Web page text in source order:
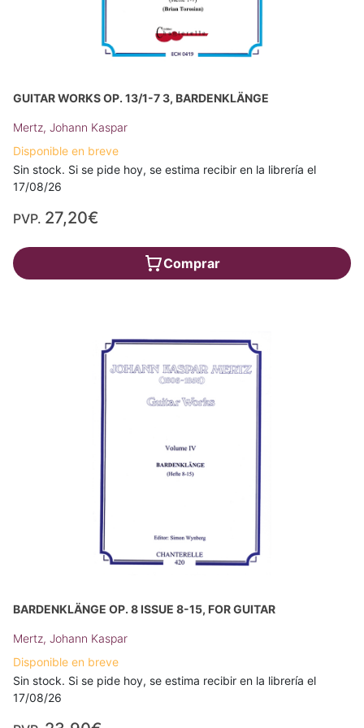
GUITAR WORKS OP. 13/1-7 3, BARDENKLÄNGE
Mertz, Johann Kaspar
Disponible en breve
Sin stock. Si se pide hoy, se estima recibir en la librería el
17/08/26
PVP. 27,20€
Comprar
BARDENKLÄNGE OP. 8 ISSUE 8-15, FOR GUITAR
Mertz, Johann Kaspar
Disponible en breve
Sin stock. Si se pide hoy, se estima recibir en la librería el
17/08/26